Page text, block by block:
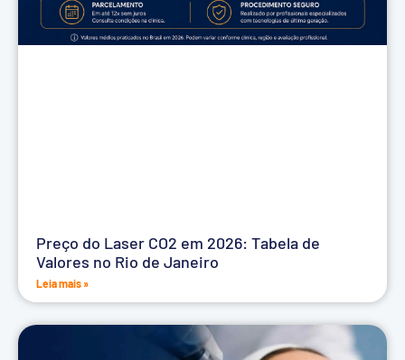
Preço do Laser CO2 em 2026: Tabela de
Valores no Rio de Janeiro
Leia mais »